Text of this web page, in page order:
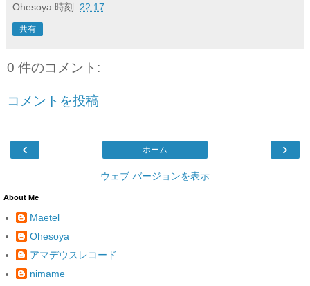
Ohesoya 時刻: 22:17
共有
0 件のコメント:
コメントを投稿
‹ ›
ホーム
ウェブ バージョンを表示
About Me
Maetel
Ohesoya
アマデウスレコード
nimame